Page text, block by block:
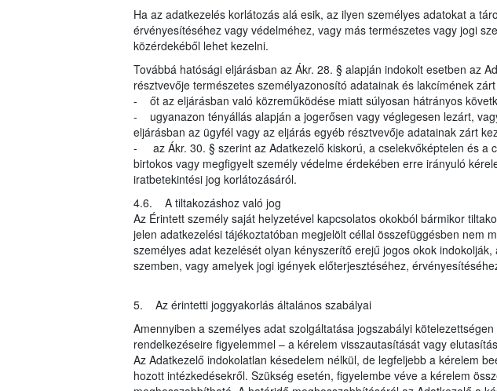
Ha az adatkezelés korlátozás alá esik, az ilyen személyes adatokat a
érvényesítéséhez vagy védelméhez, vagy más természetes vagy jogi
közérdekéből lehet kezelni.
Továbbá hatósági eljárásban az Ákr. 28. § alapján indokolt esetben az
résztvevője természetes személyazonosító adatainak és lakcímének
- őt az eljárásban való közreműködése miatt súlyosan hátrányos
- ugyanazon tényállás alapján a jogerősen vagy véglegesen lezárt,
eljárásban az ügyfél vagy az eljárás egyéb résztvevője adatainak zárt
- az Ákr. 30. § szerint az Adatkezelő kiskorú, a cselekvőképtelen és a
birtokos vagy megfigyelt személy védelme érdekében erre irányuló
iratbetekintési jog korlátozásáról.
4.6. A tiltakozáshoz való jog
Az Érintett személy saját helyzetével kapcsolatos okokból bármikor
jelen adatkezelési tájékoztatóban megjelölt céllal összefüggésben nem
személyes adat kezelését olyan kényszerítő erejű jogos okok
szemben, vagy amelyek jogi igények előterjesztéséhez,
5. Az érintetti joggyakorlás általános szabályai
Amennyiben a személyes adat szolgáltatása jogszabályi
rendelkezéseire figyelemmel – a kérelem visszautasítását vagy
Az Adatkezelő indokolatlan késedelem nélkül, de legfeljebb a kérelem
hozott intézkedésekről. Szükség esetén, figyelembe véve a kérelem